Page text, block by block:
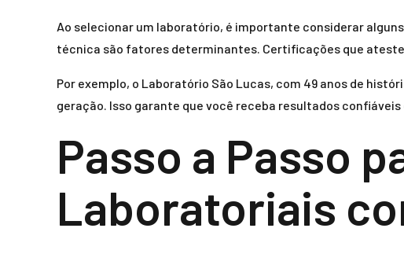
Ao selecionar um laboratório, é importante considerar
técnica são fatores determinantes. Certificações que
Por exemplo, o Laboratório São Lucas, com 49 anos de
geração. Isso garante que você receba resultados
Passo a Passo
Laboratoriais